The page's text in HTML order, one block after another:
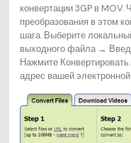
конвертации 3GP в
преобразования в этом
шага. Выберите
выходного файла →
Нажмите
адрес вашей